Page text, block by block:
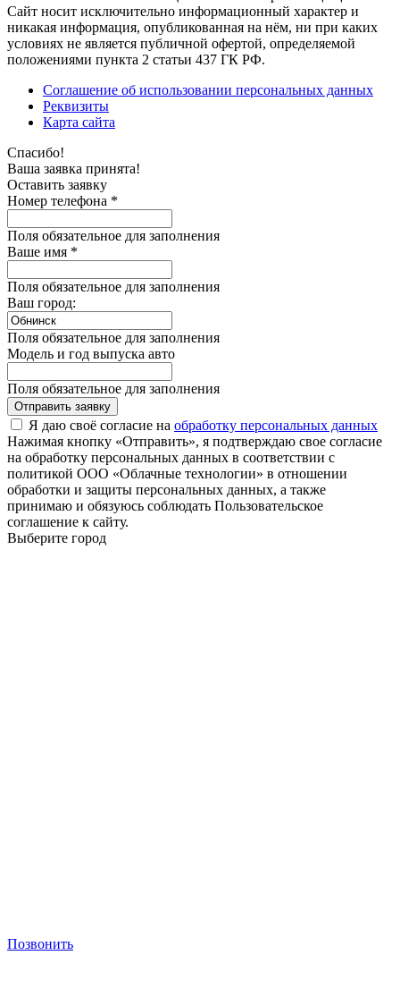
Сайт носит исключительно информационный характер и
никакая информация, опубликованная на нём, ни при каких
условиях не является публичной офертой, определяемой
положениями пункта 2 статьи 437 ГК РФ.
Соглашение об использовании персональных данных
Реквизиты
Карта сайта
Спасибо!
Ваша заявка принята!
Оставить заявку
Номер телефона *
Поля обязательное для заполнения
Ваше имя *
Поля обязательное для заполнения
Ваш город:
Поля обязательное для заполнения
Модель и год выпуска авто
Поля обязательное для заполнения
Отправить заявку
Я даю своё согласие на обработку персональных данных
Нажимая кнопку «Отправить», я подтверждаю свое согласие
на обработку персональных данных в соответствии с
политикой ООО «Облачные технологии» в отношении
обработки и защиты персональных данных, а также
принимаю и обязуюсь соблюдать Пользовательское
соглашение к сайту.
Выберите город
Позвонить